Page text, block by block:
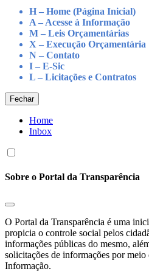
H – Home (Página Inicial)
A – Acesse à Informação
M – Leis Orçamentárias
X – Execução Orçamentária
N – Contato
I – E-Sic
L – Licitações e Contratos
Fechar
Home
Inbox
Sobre o Portal da Transparência
O Portal da Transparência é uma
propicia o controle social pelos
informações públicas do mesmo,
solicitações de informações por meio
Informação.